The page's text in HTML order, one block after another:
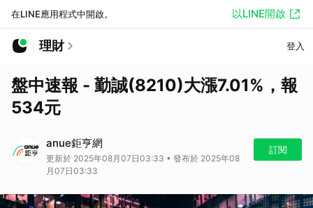
在LINE應用程式中開啟。 以LINE開啟
理財 登入
盤中速報 - 勤誠(8210)大漲7.01%，報
534元
anue鉅亨網
更新於 2025年08月07日03:33 • 發布於 2025年08
月07日03:33
訂閱